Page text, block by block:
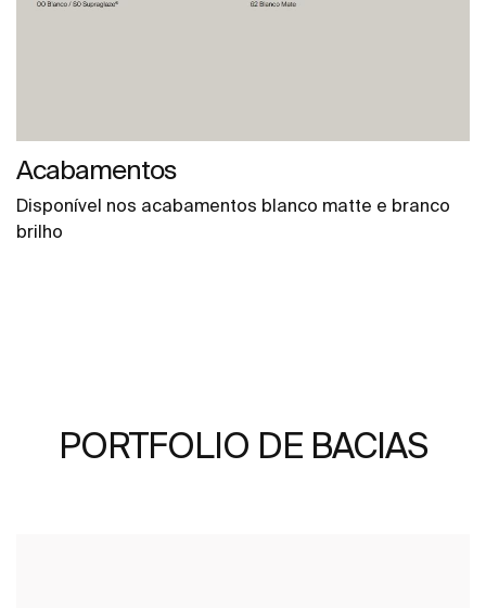
Acabamentos
Disponível nos acabamentos blanco matte e branco
brilho
PORTFOLIO DE BACIAS